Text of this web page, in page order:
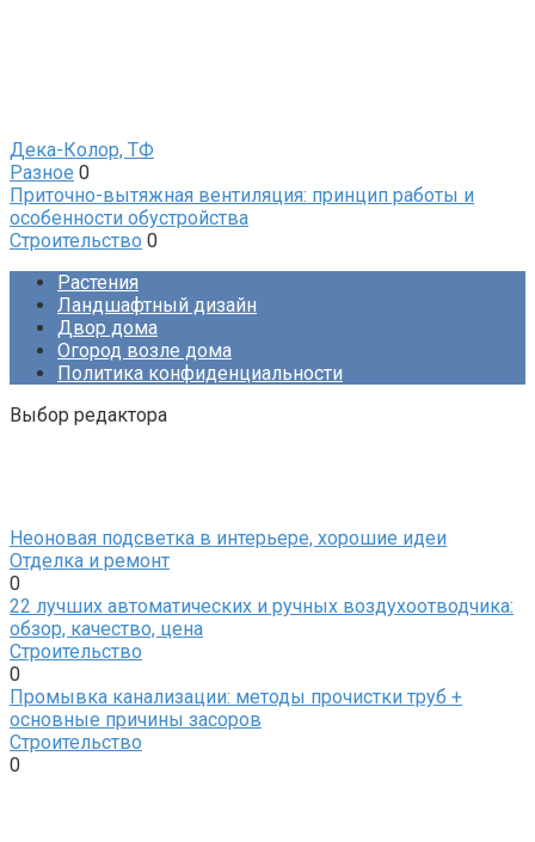
Дека-Колор, ТФ
Разное 0
Приточно-вытяжная вентиляция: принцип работы и
особенности обустройства
Строительство 0
Растения
Ландшафтный дизайн
Двор дома
Огород возле дома
Политика конфиденциальности
Выбор редактора
Неоновая подсветка в интерьере, хорошие идеи
Отделка и ремонт
0
22 лучших автоматических и ручных воздухоотводчика:
обзор, качество, цена
Строительство
0
Промывка канализации: методы прочистки труб +
основные причины засоров
Строительство
0